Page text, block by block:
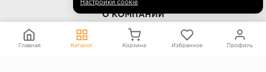
О КОМПАНИИ
Контакты
О компании
Настройки cookie
Главная Каталог Корзина Избранное Профиль